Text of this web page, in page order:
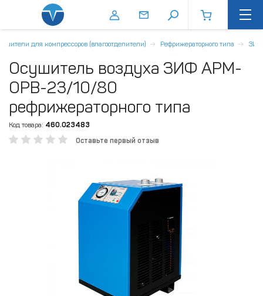
для компрессоров (влагоотделители) Рефрижераторного типа ЗИФ
Осушитель воздуха ЗИФ АРМ-
ОРВ-23/10/80
рефрижераторного типа
Код товара: 460.023483
Оставьте первый отзыв